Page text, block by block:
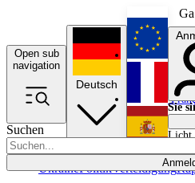
Open sub
navigation
Suchen
UkrainePolitikVerteidigung
Deutsch
Sie
Licht